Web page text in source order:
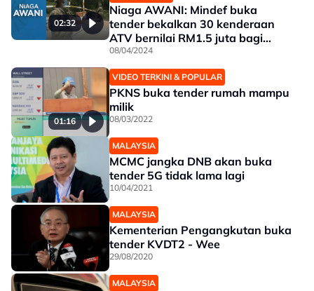
02:32
Niaga AWANI: Mindef buka
tender bekalkan 30 kenderaan
ATV bernilai RM1.5 juta bagi
rondaan sempadan
08/04/2024
01:16
VIDEO TERKINI & POPULAR
PKNS buka tender rumah mampu
milik
08/03/2022
MALAYSIA
MCMC jangka DNB akan buka
tender 5G tidak lama lagi
10/04/2021
MALAYSIA
Kementerian Pengangkutan buka
tender KVDT2 - Wee
29/08/2020
MALAYSIA